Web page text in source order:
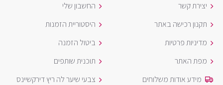
יצירת קשר
תקנון רכישה באתר
מדיניות פרטיות
מפת האתר
מידע אודות משלוחים
החשבון שלי
היסטוריית הזמנות
ביטול הזמנה
תוכנית שותפים
צבעי שיער לה ריץ דירקשיינס